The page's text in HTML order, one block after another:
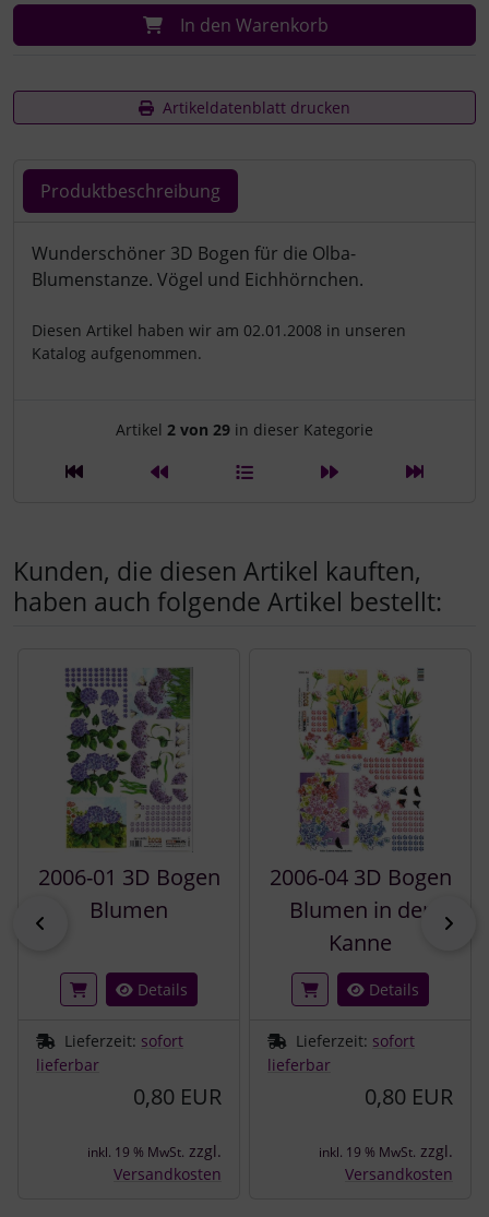
In den Warenkorb
Artikeldatenblatt drucken
Produktbeschreibung
Produktbeschreibung
Wunderschöner 3D Bogen für die Olba-
Blumenstanze. Vögel und Eichhörnchen.
Diesen Artikel haben wir am 02.01.2008 in unseren
Katalog aufgenommen.
Artikelnavigation innerhalb
Artikel 2 von 29 in dieser Kategorie
Kunden, die diesen Artikel kauften,
haben auch folgende Artikel bestellt:
zurück
2006-01 3D Bogen
Blumen
Details
Lieferzeit: sofort
lieferbar
0,80 EUR
inkl. 19 % MwSt. zzgl.
Versandkosten
2006-04 3D Bogen
Blumen in der
Kanne
Details
Lieferzeit: sofort
lieferbar
0,80 EUR
inkl. 19 % MwSt. zzgl.
Versandkosten